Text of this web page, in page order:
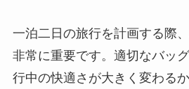
一泊二日の旅行を計画する際
非常に重要です。適切なバッ
行中の快適さが大きく変わる